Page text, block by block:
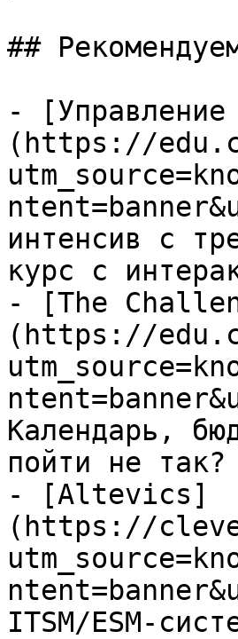
##
- [Управление
(https://
интенсив с
курс с
- [The
(https://
Календарь,
пойти не так?
- [Altevics]
(https://
ITSM/ESM-